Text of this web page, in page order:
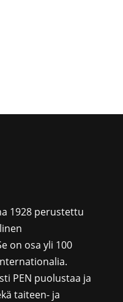
1928 perustettu
on osa yli 100
PEN puolustaa ja
taiteen- ja